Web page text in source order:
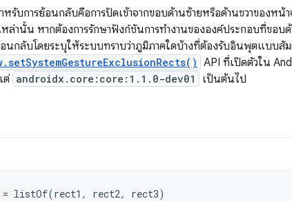
รับการย้อนกลับคือการปัดเข้าจากขอบด้านซ้ายหรือด้านขวาของหน้
ล่านั้น หากต้องการรักษาฟังก์ชันการทำงานขององค์ประกอบที่ขอบ
อนกลับโดยระบุให้ระบบทราบว่าภูมิภาคใดบ้างที่ต้องรับอินพุตแบบสั
API ที่เปิดตัวใน
ต่ androidx.core:core:1.1.0-dev01
เป็นต้นไป
= listOf(rect1 , rect2, rect3)